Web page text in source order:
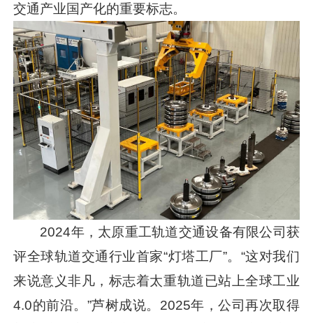
交通产业国产化的重要标志。
2024年，太原重工轨道交通设备有限公司获
评全球轨道交通行业首家“灯塔工厂”。“这对我们
来说意义非凡，标志着太重轨道已站上全球工业
4.0的前沿。”芦树成说。2025年，公司再次取得